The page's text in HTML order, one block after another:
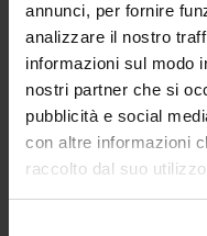
annunci, per fornire
analizzare il nostro
informazioni sul modo
nostri partner che si
pubblicità e social
con altre informazioni
raccolto dal suo
per la penisola
capillarizzando le
flusso in entrata e
regioni più grandi,
anche quelle più
ondata.
Un altro